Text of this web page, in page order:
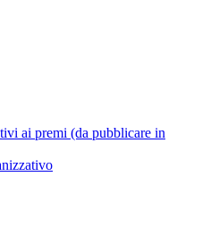
ai premi (da pubblicare in